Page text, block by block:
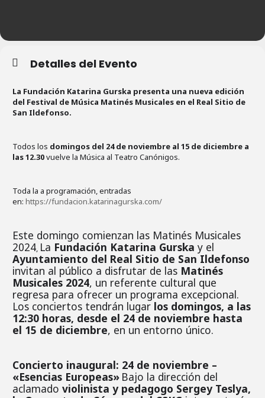
Detalles del Evento
La Fundación Katarina Gurska presenta una nueva edición
del Festival de Música Matinés Musicales en el Real Sitio de
San Ildefonso.
Todos los domingos del 24 de noviembre al 15 de diciembre a
las 12.30vuelve la Música al Teatro Canónigos.
Toda la a programación, entradas
en: https://fundacion.katarinagurska.com/
Este domingo comienzan las Matinés Musicales
2024, La Fundación Katarina Gurska y el
Ayuntamiento del Real Sitio de San Ildefonso
invitan al público a disfrutar de las Matinés
Musicales 2024, un referente cultural que
regresa para ofrecer un programa excepcional.
Los conciertos tendrán lugar los domingos, a las
12:30 horas, desde el 24 de noviembre hasta
el 15 de diciembre, en un entorno único.
Concierto inaugural: 24 de noviembre –
«Esencias Europeas» Bajo la dirección del
aclamado violinista y pedagogo Sergey Teslya,